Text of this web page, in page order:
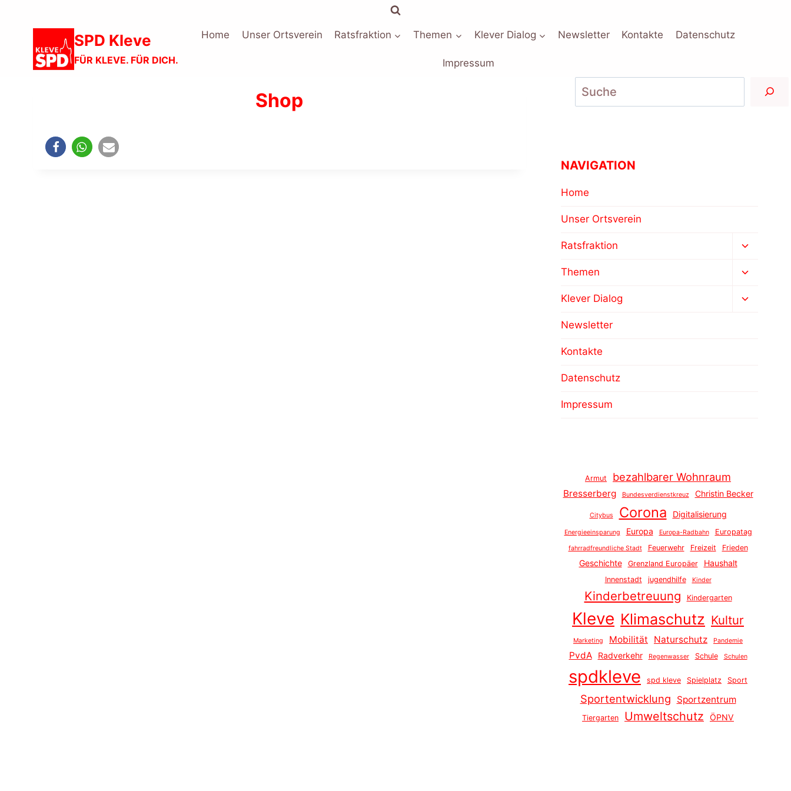
SPD Kleve
FÜR KLEVE. FÜR DICH.
Home Unser Ortsverein Ratsfraktion Themen Klever Dialog Newsletter Kontakte Datenschutz
Impressum
Shop
NAVIGATION
Home
Unser Ortsverein
Ratsfraktion
Themen
Klever Dialog
Newsletter
Kontakte
Datenschutz
Impressum
Armut bezahlbarer Wohnraum
Bresserberg Bundesverdienstkreuz Christin Becker
Citybus Corona Digitalisierung
Energieeinsparung Europa Europa-Radbahn Europatag
fahrradfreundliche Stadt Feuerwehr Freizeit Frieden
Geschichte Grenzland Europäer Haushalt
Innenstadt jugendhilfe Kinder
Kinderbetreuung Kindergarten
Kleve Klimaschutz Kultur
Marketing Mobilität Naturschutz Pandemie
PvdA Radverkehr Regenwasser Schule Schulen
spdkleve spd kleve Spielplatz Sport
Sportentwicklung Sportzentrum
Tiergarten Umweltschutz ÖPNV